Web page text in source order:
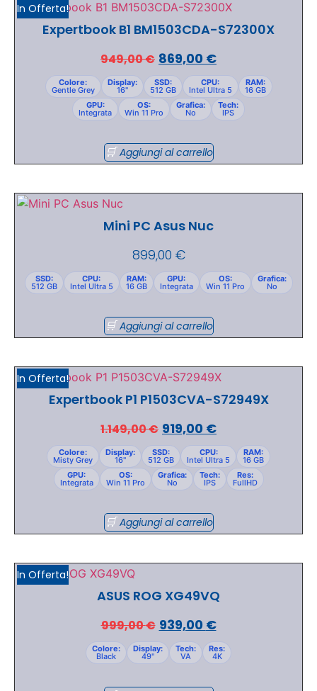
In Offerta!
Expertbook B1 BM1503CDA-S72300X
949,00€ 869,00 €
Colore:
Gentle Grey
Display:
16"
SSD:
512 GB
CPU:
Intel Ultra 5
RAM:
16 GB
GPU:
Integrata
OS:
Win 11 Pro
Grafica:
No
Tech:
IPS
Aggiungi al carrello
Mini PC Asus Nuc
899,00 €
SSD:
512 GB
CPU:
Intel Ultra 5
RAM:
16 GB
GPU:
Integrata
OS:
Win 11 Pro
Grafica:
No
Aggiungi al carrello
In Offerta!
Expertbook P1 P1503CVA-S72949X
1.149,00€ 919,00 €
Colore:
Misty Grey
Display:
16"
SSD:
512 GB
CPU:
Intel Ultra 5
RAM:
16 GB
GPU:
Integrata
OS:
Win 11 Pro
Grafica:
No
Tech:
IPS
Res:
FullHD
Aggiungi al carrello
In Offerta!
ASUS ROG XG49VQ
999,00€ 939,00 €
Colore:
Black
Display:
49"
Tech:
VA
Res:
4K